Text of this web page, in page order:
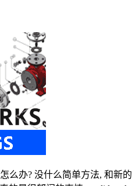
么办? 没什么简单方法, 和新的